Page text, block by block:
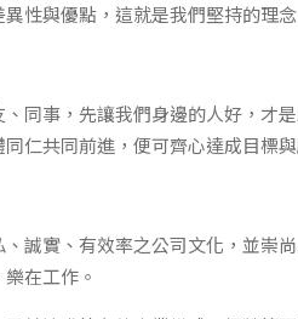
性與優點，這就是我們堅持的理念
同事，先讓我們身邊的人好，才
仁共同前進，便可齊心達成目標與
誠實、有效率之公司文化，並崇
在工作。